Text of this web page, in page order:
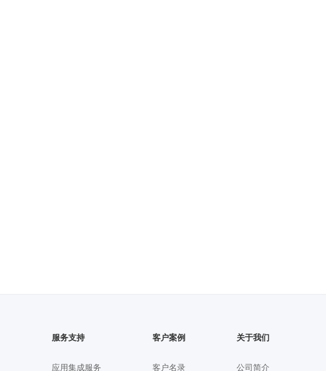
服务支持
应用集成服务
客户案例
客户名录
关于我们
公司简介